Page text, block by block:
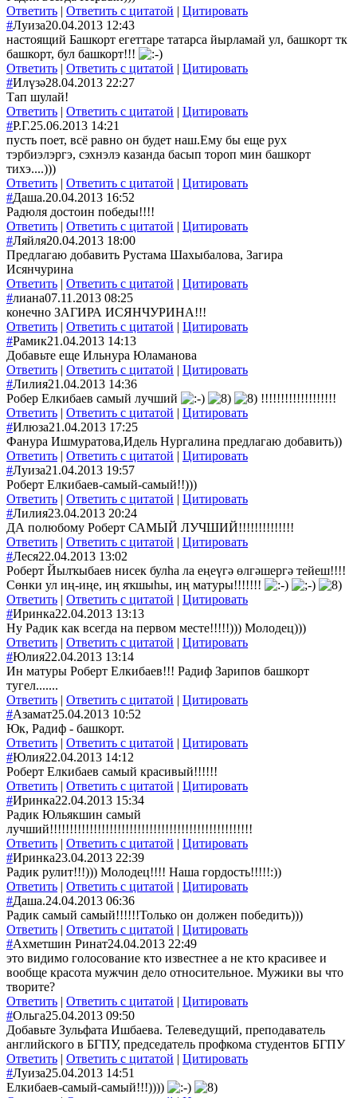
Ответить | Ответить с цитатой | Цитировать
#Луиза20.04.2013 12:43
настоящий Башкорт егеттаре татарса йырламай ул, башкорт тк
башкорт, бул башкорт!!!
Ответить | Ответить с цитатой | Цитировать
#Илүзә28.04.2013 22:27
Тап шулай!
Ответить | Ответить с цитатой | Цитировать
#Р.Г.25.06.2013 14:21
пусть поет, всё равно он будет наш.Ему бы еще рух
тэрбиэлэргэ, сэхнэлэ казанда басып тороп мин башкорт
тихэ....)))
Ответить | Ответить с цитатой | Цитировать
#Даша.20.04.2013 16:52
Радюля достоин победы!!!!
Ответить | Ответить с цитатой | Цитировать
#Ляйля20.04.2013 18:00
Предлагаю добавить Рустама Шахыбалова, Загира
Исянчурина
Ответить | Ответить с цитатой | Цитировать
#лиана07.11.2013 08:25
конечно ЗАГИРА ИСЯНЧУРИНА!!!
Ответить | Ответить с цитатой | Цитировать
#Рамик21.04.2013 14:13
Добавьте еще Ильнура Юламанова
Ответить | Ответить с цитатой | Цитировать
#Лилия21.04.2013 14:36
Робер Елкибаев самый лучший
!!!!!!!!!!!!!!!!!!!
Ответить | Ответить с цитатой | Цитировать
#Илюза21.04.2013 17:25
Фанура Ишмуратова,Идель Нургалина предлагаю добавить))
Ответить | Ответить с цитатой | Цитировать
#Луиза21.04.2013 19:57
Роберт Елкибаев-самый-самый!!)))
Ответить | Ответить с цитатой | Цитировать
#Лилия23.04.2013 20:24
ДА полюбому Роберт САМЫЙ ЛУЧШИЙ!!!!!!!!!!!!!!
Ответить | Ответить с цитатой | Цитировать
#Леся22.04.2013 13:02
Роберт Йылҡыбаев нисек булһа ла еңеүгә өлгәшергә тейеш!!!!
Сөнки ул иң-иңе, иң яҡшыһы, иң матуры!!!!!!!
Ответить | Ответить с цитатой | Цитировать
#Иринка22.04.2013 13:13
Ну Радик как всегда на первом месте!!!!!))) Молодец)))
Ответить | Ответить с цитатой | Цитировать
#Юлия22.04.2013 13:14
Ин матуры Роберт Елкибаев!!! Радиф Зарипов башкорт
тугел.......
Ответить | Ответить с цитатой | Цитировать
#Азамат25.04.2013 10:52
Юк, Радиф - башкорт.
Ответить | Ответить с цитатой | Цитировать
#Юлия22.04.2013 14:12
Роберт Елкибаев самый красивый!!!!!!
Ответить | Ответить с цитатой | Цитировать
#Иринка22.04.2013 15:34
Радик Юльякшин самый
лучший!!!!!!!!!!!!!!!!!!!!!!!!!!!!!!!!!!!!!!!!!!!!!!!!!!!
Ответить | Ответить с цитатой | Цитировать
#Иринка23.04.2013 22:39
Радик рулит!!!))) Молодец!!!! Наша гордость!!!!!:))
Ответить | Ответить с цитатой | Цитировать
#Даша.24.04.2013 06:36
Радик самый самый!!!!!!Только он должен победить)))
Ответить | Ответить с цитатой | Цитировать
#Ахметшин Ринат24.04.2013 22:49
это видимо голосование кто известнее а не кто красивее и
вообще красота мужчин дело относительное. Мужики вы что
творите?
Ответить | Ответить с цитатой | Цитировать
#Ольга25.04.2013 09:50
Добавьте Зульфата Ишбаева. Телеведущий, преподаватель
английского в БГПУ, председатель профкома студентов БГПУ
Ответить | Ответить с цитатой | Цитировать
#Луиза25.04.2013 14:51
Елкибаев-самый-самый!!!))))